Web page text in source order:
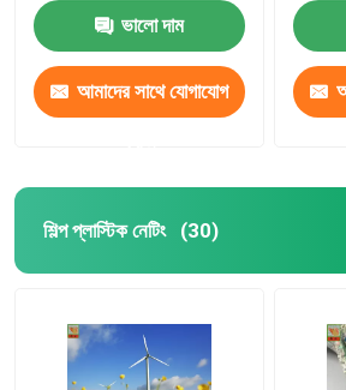
ভালো দাম
আমাদের সাথে যোগাযোগ
শিল্প প্লাস্টিক নেটিং (30)